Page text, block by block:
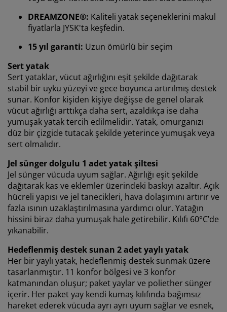
DREAMZONE®: Kaliteli yatak seçeneklerini makul
fiyatlarla JYSK'ta keşfedin.
15 yıl garanti: Uzun ömürlü bir seçim
Sert yatak
Sert yataklar, vücut ağırlığını eşit şekilde dağıtarak
stabil bir uyku yüzeyi ve gece boyunca artırılmış destek
sunar. Konfor kişiden kişiye değişse de genel olarak
vücut ağırlığı arttıkça daha sert, azaldıkça ise daha
yumuşak yatak tercih edilmelidir. Yatak, omurganızı
düz bir çizgide tutacak şekilde yeterince yumuşak veya
sert olmalıdır.
Jel sünger dolgulu 1 adet yatak şiltesi
Jel sünger vücuda uyum sağlar. Ağırlığı eşit şekilde
dağıtarak kas ve eklemler üzerindeki baskıyı azaltır. Açık
hücreli yapısı ve jel tanecikleri, hava dolaşımını artırır ve
fazla ısının uzaklaştırılmasına yardımcı olur. Yatağın
hissini biraz daha yumuşak hale getirebilir. Kılıfı 60°C’de
yıkanabilir.
Hedeflenmiş destek sunan 2 adet yaylı yatak
Her bir yaylı yatak, hedeflenmiş destek sunmak üzere
tasarlanmıştır. 11 konfor bölgesi ve 3 konfor
katmanından oluşur; paket yaylar ve poliether sünger
içerir. Her paket yay kendi kumaş kılıfında bağımsız
hareket ederek vücuda ayrı ayrı uyum sağlar ve esnek,
ziyaret ettiğinizde size iyi bir deneyim sunmak için çerezler ve
mobil tanımlayıcılar kullanıyoruz. Çerezler, işlevselliği,
istatistikleri ve ilgili pazarlamayı sağlamak için hakkınızda
bilgi toplar.
Pazarlama çerezlerini kabul ettiğinizde, size özel ve statik
reklamlar için tarama verilerinizi pazarlama ortaklarımızla (ör.
Google, Meta ve TikTok) paylaşırız. “Değiştir” seçeneğinden
amaçlar hakkında daha fazla bilgi edinebilir ve çerez
simgesine tıklayarak onayınızı geri çekebilirsiniz. “Tümünü
kabul et” seçeneğine tıklayarak, üç amaca da onay vermiş
olursunuz.Kişisel verilerin toplanması ve işlenmesive çerez
politikamızhakkında daha fazla bilgi edinin.